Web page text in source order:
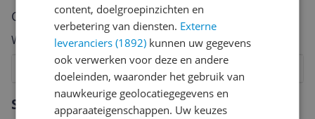
Specificaties
Cijfer
Welk cijfer geef jij dit product?
8
7
6
5
4
3
2
Vraag 1 van 4
content, doelgroepinzichten en
verbetering van diensten. Externe
leveranciers (1892) kunnen uw gegevens
ook verwerken voor deze en andere
doeleinden, waaronder het gebruik van
nauwkeurige geolocatiegegevens en
apparaateigenschappen. Uw keuzes